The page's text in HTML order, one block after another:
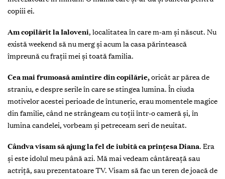
copiii ei.
Am copilărit la Ialoveni, localitatea în care m-am şi născut. Nu
există weekend să nu merg şi acum la casa părintească
împreună cu frații mei și toată familia.
Cea mai frumoasă amintire din copilărie,oricât ar părea de
straniu, e despre serile în care se stingea lumina. În ciuda
motivelor acestei perioade de întuneric, erau momentele magice
din familie, când ne strângeam cu toţii într-o cameră și, în
lumina candelei, vorbeam și petreceam seri de neuitat.
Cândva visam să ajung la fel de iubită ca prințesa Diana. Era
și este idolul meu până azi. Mă mai vedeam cântăreață sau
actriță, sau prezentatoare TV. Visam să fac un teren de joacă de